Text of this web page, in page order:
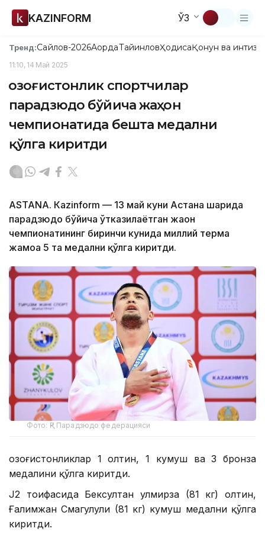
KAZINFORM ЎЗ
Тренд:Сайлов-2026АқордаТайинловҲодисаҚонун ва
11:10, 14 Май 2025
Қозоғистонлик спортчилар
парадзюдо бўйича жаҳон
чемпионатида бешта медални
қўлга киритди
ASTANА. Кazinform — 13 май куни Астана шаҳрида
парадзюдо бўйича ўтказилаётган жаҳон
чемпионатининг биринчи кунида миллий терма
жамоа 5 та медални қўлга киритди.
Фото: ҚР Парадзюдо федерацияси
Қозоғистонликлар 1 олтин, 1 кумуш ва 3 бронза
медалини қўлга киритди.
J2 тоифасида Бексултан Қулмирза (81 кг) олтин,
Ғалимжан Смагулули (81 кг) кумуш медални қўлга
киритди.